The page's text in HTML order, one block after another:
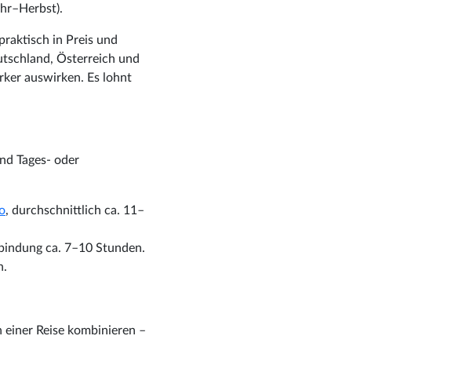
in Preis und
Österreich und
auswirken. Es lohnt
Tages- oder
, durchschnittlich ca. 11–
ca. 7–10 Stunden.
Reise kombinieren –